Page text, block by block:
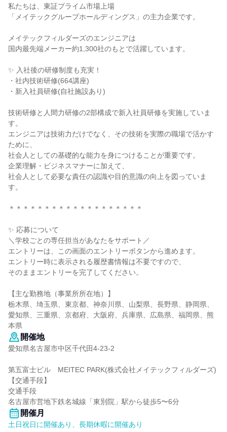
私たちは、東証プライム市場上場
「メイテックグループホールディングス」の主力企業です。
メイテックフィルダーズのエンジニアは
国内最先端メーカー約1,300社のもとで活躍しています。
✨ 入社後の研修制度も充実！
・社内技術研修(664講座)
・新入社員研修(自社施設あり)
技術研修と人間力研修の2部構成で新入社員研修を実施していま
す。
エンジニアは技術力だけでなく、その技術を実際の職場で活かす
ために、
社会人としての基礎的な能力を身につけることが重要です。
企業理解・ビジネスマナーに加えて、
社会人として必要な責任の認識や目的意識の向上を図っていま
す。
＊＊＊＊＊＊＊＊＊＊＊＊＊＊＊＊＊＊＊
✨ 応募について
＼学校ごとの専任担当があなたをサポート／
エントリーは、この画面のエントリーボタンから進めます。
エントリー時に表示される履歴書情報は不要ですので、
そのままエントリーを完了してください。
【主な勤務地（事業所所在地）】
栃木県、埼玉県、東京都、神奈川県、山梨県、長野県、静岡県、
愛知県、三重県、京都府、大阪府、兵庫県、広島県、福岡県、熊
本県
開催地
愛知県名古屋市中区千代田4-23-2
第五富士ビル MEITEC PARK(株式会社メイテックフィルダーズ)
【交通手段】
交通手段
名古屋市営地下鉄名城線「東別院」駅から徒歩5〜6分
開催月
土日祝日に開催あり、長期休暇に開催あり